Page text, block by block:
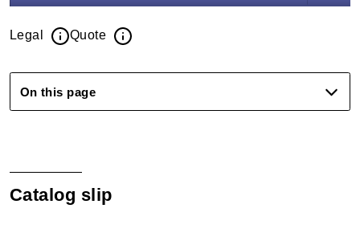
Legal Quote
On this page
Catalog slip